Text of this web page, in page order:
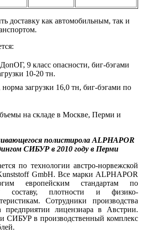
доставку как автомобильным, так и
9 класс опасности, биг-бэгами
10-20 тн.
загрузки 16,0 тн, биг-бэгами по
на складе в Москве, Перми и
полистирола ALPHAPOR
СИБУР в 2010 году в Перми
по технологии австро-норвежской
GmbH. Все марки ALPHAPOR
европейским стандартам по
составу, плотности и физико-
Сотрудники производства
лицензиара в Австрии.
СИБУР в производственный комплекс